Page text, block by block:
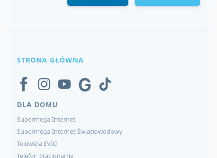
STRONA GŁÓWNA
DLA DOMU
Supermega Internet
Supermega Internet Światłowodowy
Telewizja EVIO
Telefon Stacjonarny